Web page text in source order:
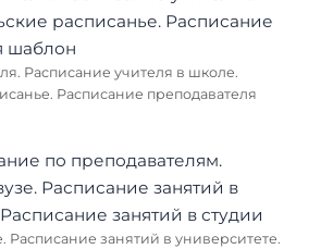
Расписание учителя в школе.
Расписание преподавателя
Расписание занятий в университете.